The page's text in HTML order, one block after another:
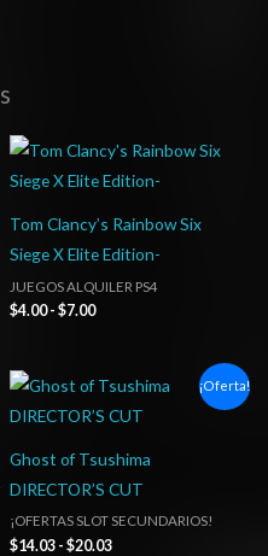
Tom Clancy’s Rainbow Six
Siege X Elite Edition-
JUEGOS ALQUILER PS4
$4.00 - $7.00
Rango
de
precios:
$4.00
$7.00
¡Oferta!
Ghost of Tsushima
DIRECTOR’S CUT
¡OFERTAS SLOT SECUNDARIOS!
$14.03 - $20.03
Rango
de
precios:
$14.03
$20.03